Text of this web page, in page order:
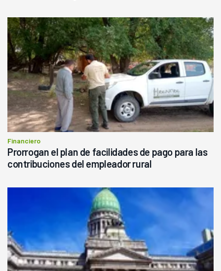
Financiero
Prorrogan el plan de facilidades de pago para las
contribuciones del empleador rural